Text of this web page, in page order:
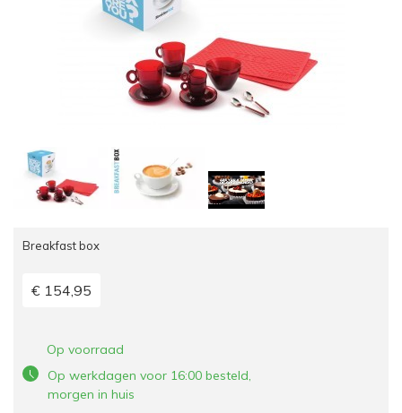
Breakfast box
€ 154,95
Op voorraad
Op werkdagen voor 16:00 besteld,
morgen in huis